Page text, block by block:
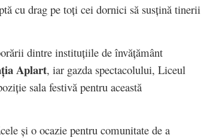
cu drag pe toți cei dornici să susțină tinerii
dintre instituțiile de învățământ
Aplart, iar gazda spectacolului, Liceul
sala festivă pentru această
și o ocazie pentru comunitate de a